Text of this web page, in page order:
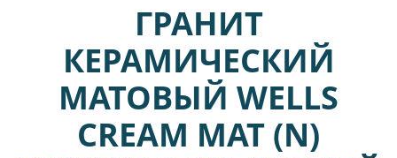
ГРАНИТ
КЕРАМИЧЕСКИЙ
МАТОВЫЙ WELLS
CREAM MAT (N)